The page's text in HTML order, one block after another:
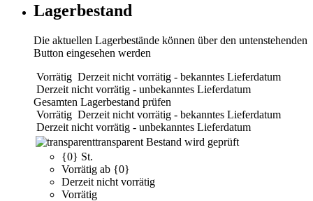
Lagerbestand
Die aktuellen Lagerbestände können über den untenstehenden
Button eingesehen werden
Vorrätig Derzeit nicht vorrätig - bekanntes Lieferdatum
Derzeit nicht vorrätig - unbekanntes Lieferdatum
Gesamten Lagerbestand prüfen
Vorrätig Derzeit nicht vorrätig - bekanntes Lieferdatum
Derzeit nicht vorrätig - unbekanntes Lieferdatum
transparent Bestand wird geprüft
{0} St.
Vorrätig ab {0}
Derzeit nicht vorrätig
Vorrätig